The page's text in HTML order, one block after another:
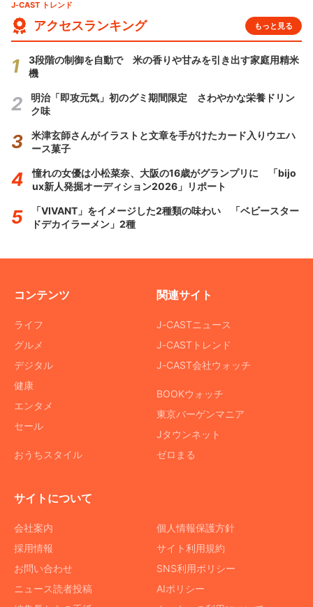
J-CAST トレンド
アクセスランキング もっと見る
3段階の制御を自動で 米の香りや甘みを引き出す家庭用精米
機
明治「即攻元気」初のグミ期間限定 さわやかな栄養ドリン
ク味
米津玄師さんがイラストと文章を手がけたカード入りウエハ
ース菓子
憧れの女優は小松菜奈、大阪の16歳がグランプリに 「bijo
ux新人発掘オーディション2026」リポート
「VIVANT」をイメージした2種類の味わい 「ベビースター
ドデカイラーメン」2種
コンテンツ
ライフ
グルメ
デジタル
健康
エンタメ
セール
おうちスタイル
関連サイト
J-CASTニュース
J-CASTトレンド
J-CAST会社ウォッチ
BOOKウォッチ
東京バーゲンマニア
Jタウンネット
ゼロまる
サイトについて
会社案内
採用情報
お問い合わせ
ニュース読者投稿
個人情報保護方針
サイト利用規約
SNS利用ポリシー
AIポリシー